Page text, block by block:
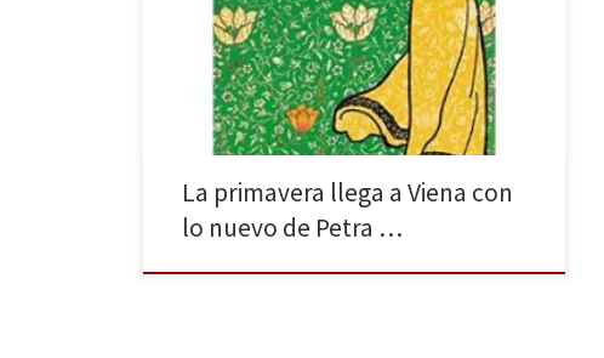
Viena, publicado por Siruela. Las calles de esta
ciudad, el Imperio Austrohúngaro ,serán participes de
cómo evoluciona la historia de estos personajes que
tratan de estabilizar su día a día de cara […]
La primavera llega a Viena con
lo nuevo de Petra …